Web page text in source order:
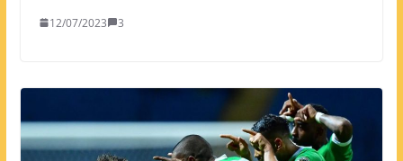
12/07/2023 3